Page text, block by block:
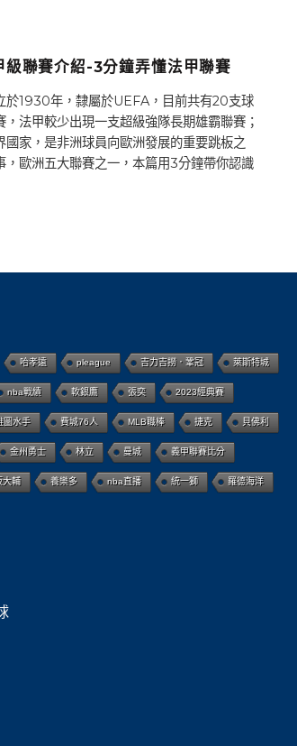
聯賽介紹-3分鐘弄懂法甲聯賽
於1930年，隸屬於UEFA，目前共有20支球
法甲較少出現一支超級強隊長期雄霸聯賽；
家，是非洲球員向歐洲發展的重要跳板之
歐洲五大聯賽之一，本篇用3分鐘帶你認識
哈孝遠 pleague 吉力吉撈．鞏冠 萊斯特城
nba戰績 軟銀鷹 張奕 2023經典賽
圖水手 費城76人 MLB職棒 捷克 貝佛利
金州勇士 林立 曼城 義甲聯賽比分
大輔 養樂多 nba直播 統一獅 羅德海洋